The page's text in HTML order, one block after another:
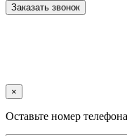
Заказать звонок
×
Оставьте номер